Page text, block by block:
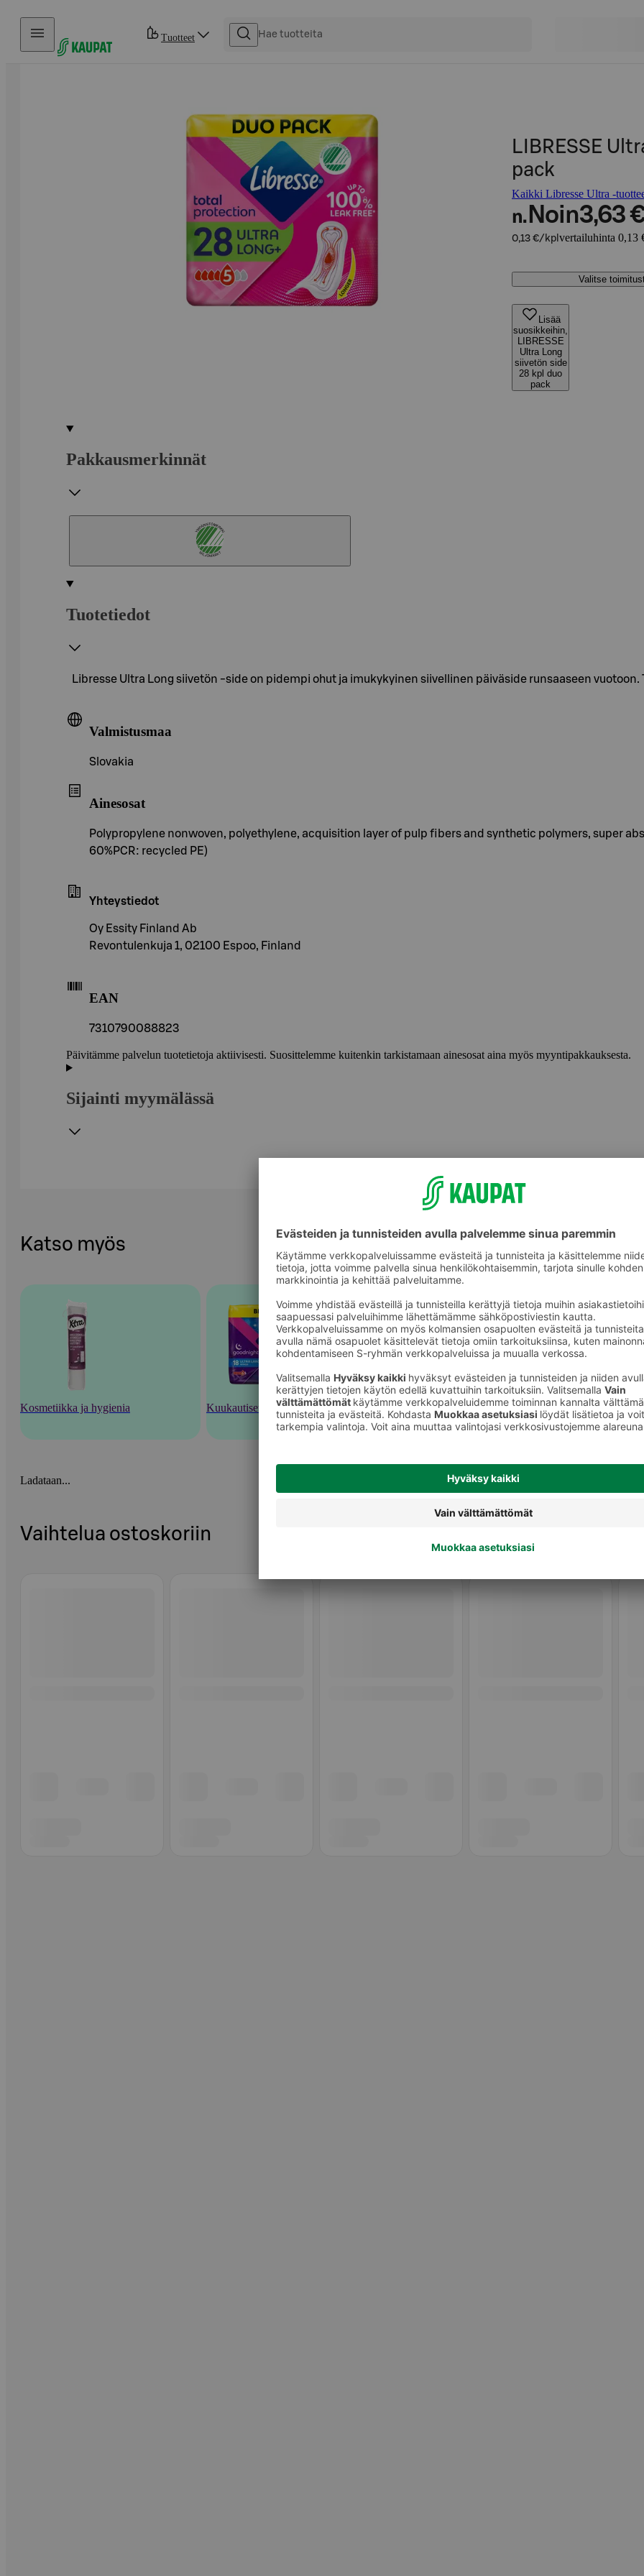
Hyppää sisältöön
Tuotteet
LIBRESSE
pack
Kaikki Libresse Ultra -
n. Noin3,63
0,13 €/kpl vertailuhinta 0,13
Valitse
Lisää
suosikkeihin,
LIBRESSE
Ultra Long
siivetön side
28 kpl duo
pack
Pakkausmerkinnät
Tuotetiedot
Libresse Ultra Long siivetön -side on pidempi ohut ja imukykyinen siivellinen päiväside runsaaseen
Valmistusmaa
Slovakia
Ainesosat
Polypropylene nonwoven, polyethylene, acquisition layer of pulp fibers and synthetic polymers, super
60%PCR: recycled PE)
Yhteystiedot
Oy Essity Finland Ab
Revontulenkuja 1, 02100 Espoo, Finland
EAN
7310790088823
Päivitämme palvelun tuotetietoja aktiivisesti. Suosittelemme kuitenkin tarkistamaan ainesosat aina myös myyntipakkauksesta.
Sijainti myymälässä
Katso myös
Kosmetiikka ja hygienia Kuukautiset ja intiimihygienia Siteet
Ladataan...
Vaihtelua ostoskoriin